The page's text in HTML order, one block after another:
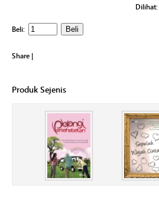
Dilihat:
Beli:
Share |
Produk Sejenis